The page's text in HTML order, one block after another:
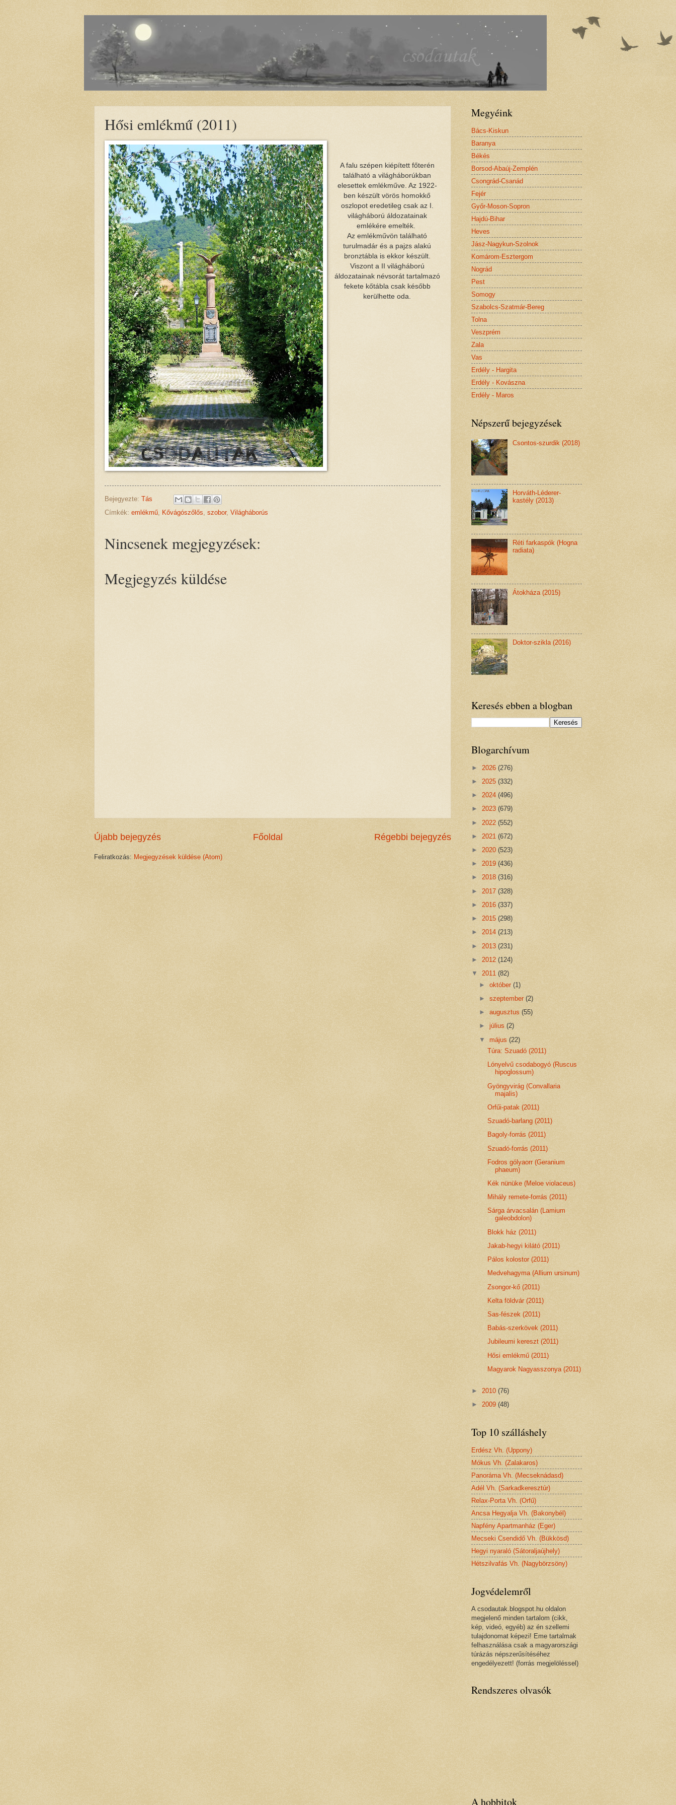
Hősi emlékmű (2011)
A falu szépen kiépített főterén
található a világháborúkban
elesettek emlékműve. Az 1922-
ben készült vörös homokkő
oszlopot eredetileg csak az I.
világháború áldozatainak
emlékére emelték.
Az emlékművön található
turulmadár és a pajzs alakú
bronztábla is ekkor készült.
Viszont a II világháború
áldozatainak névsorát tartalmazó
fekete kőtábla csak később
kerülhette oda.
Bejegyezte: Tás
Címkék: emlékmű Kővágószőlős szobor, Világháborús
Nincsenek megjegyzések:
Megjegyzés küldése
Újabb bejegyzés Régebbi bejegyzés
Főoldal
Feliratkozás: Megjegyzések küldése (Atom)
Megyéink
Bács-Kiskun
Baranya
Békés
Borsod-Abaúj-Zemplén
Csongrád-Csanád
Fejér
Győr-Moson-Sopron
Hajdú-Bihar
Heves
Jász-Nagykun-Szolnok
Komárom-Esztergom
Nográd
Pest
Somogy
Szabolcs-Szatmár-Bereg
Tolna
Veszprém
Zala
Vas
Erdély - Hargita
Erdély - Kovászna
Erdély - Maros
Népszerű bejegyzések
Csontos-szurdik (2018)
Horváth-Léderer-
kastély (2013)
Réti farkaspók (Hogna
radiata)
Átokháza (2015)
Doktor-szikla (2016)
Keresés ebben a blogban
Blogarchívum
► 2026 (276)
► 2025 (332)
► 2024 (496)
► 2023 (679)
► 2022 (552)
► 2021 (672)
► 2020 (523)
► 2019 (436)
► 2018 (316)
► 2017 (328)
► 2016 (337)
► 2015 (298)
► 2014 (213)
► 2013 (231)
► 2012 (124)
▼ 2011 (82)
►október(1)
►szeptember(2)
►augusztus(55)
►július(2)
▼május(22)
Túra: Szuadó (2011)
Lónyelvű csodabogyó (Ruscus
hipoglossum)
Gyöngyvirág (Convallaria
majalis)
Orfűi-patak (2011)
Szuadó-barlang (2011)
Bagoly-forrás (2011)
Szuadó-forrás (2011)
Fodros gólyaorr (Geranium
phaeum)
Kék nünüke (Meloe violaceus)
Mihály remete-forrás (2011)
Sárga árvacsalán (Lamium
galeobdolon)
Blokk ház (2011)
Jakab-hegyi kilátó (2011)
Pálos kolostor (2011)
Medvehagyma (Allium ursinum)
Zsongor-kő (2011)
Kelta földvár (2011)
Sas-fészek (2011)
Babás-szerkövek (2011)
Jubileumi kereszt (2011)
Hősi emlékmű (2011)
Magyarok Nagyasszonya (2011)
► 2010 (76)
► 2009 (48)
Top 10 szálláshely
Erdész Vh. (Uppony)
Mókus Vh. (Zalakaros)
Panoráma Vh. (Mecseknádasd)
Adél Vh. (Sarkadkeresztúr)
Relax-Porta Vh. (Orfű)
Ancsa Hegyalja Vh. (Bakonybél)
Napfény Apartmanház (Eger)
Mecseki Csendidő Vh. (Bükkösd)
Hegyi nyaraló (Sátoraljaújhely)
Hétszilvafás Vh. (Nagybörzsöny)
Jogvédelemről
A csodautak.blogspot.hu oldalon
megjelenő minden tartalom (cikk,
kép, videó, egyéb) az én szellemi
tulajdonomat képezi! Eme tartalmak
felhasználása csak a magyarországi
túrázás népszerűsítéséhez
engedélyezett! (forrás megjelöléssel)
Rendszeres olvasók
A hobbitok